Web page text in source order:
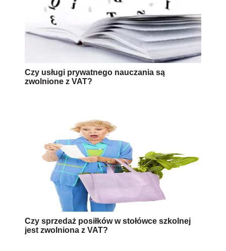
Czy usługi prywatnego nauczania są
zwolnione z VAT?
Czy sprzedaż posiłków w stołówce szkolnej
jest zwolniona z VAT?